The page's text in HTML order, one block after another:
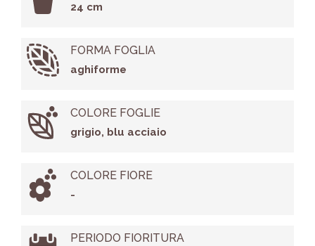
24 cm
FORMA FOGLIA
aghiforme
COLORE FOGLIE
grigio, blu acciaio
COLORE FIORE
-
PERIODO FIORITURA